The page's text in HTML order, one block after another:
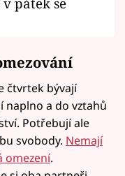
čtvrtek bývají
naplno a do vztahů
Potřebují ale
svobody. Nemají
omezení.